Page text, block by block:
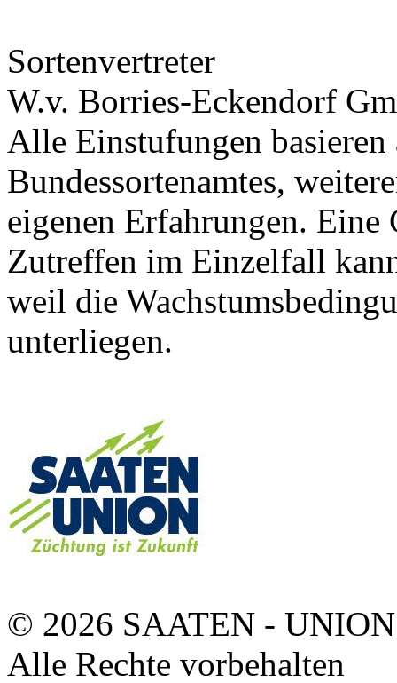
Sortenvertreter
W.v. Borries-Eckendorf
Alle Einstufungen basieren
Bundessortenamtes,
eigenen Erfahrungen.
Zutreffen im Einzelfall
weil die
unterliegen.
© 2026 SAATEN -
Alle Rechte vorbehalten